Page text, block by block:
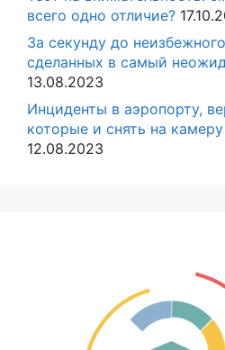
всего одно отличие?
За секунду до
сделанных в самый
13.08.2023
Инциденты в аэропорту,
которые и снять на
12.08.2023